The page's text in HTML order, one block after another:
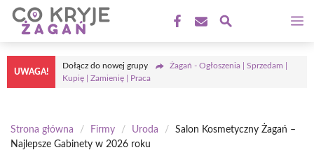
Przejdź
treści
UWAGA!
Dołącz do nowej grupy
Żagań - Ogłoszenia | Sprzedam |
Kupię | Zamienię | Praca
Strona główna / Firmy / Uroda /
Salon Kosmetyczny Żagań –
Najlepsze Gabinety w 2026 roku